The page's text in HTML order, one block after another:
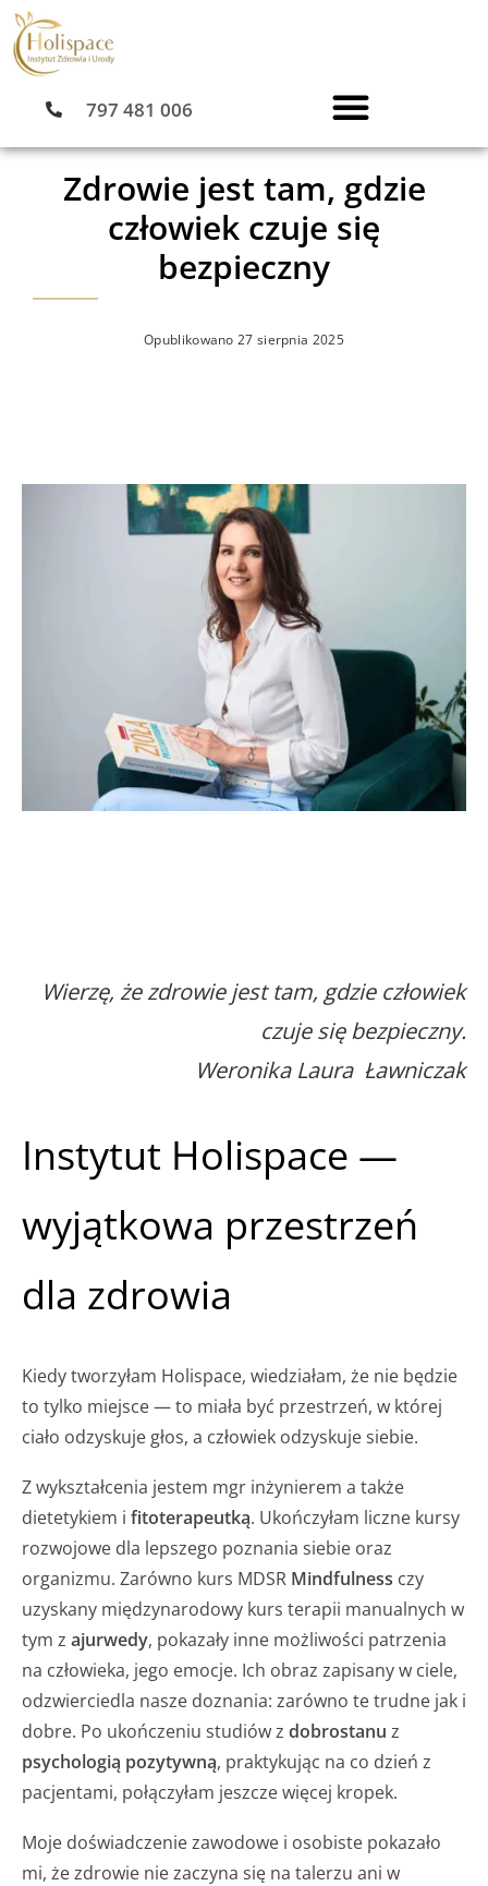
Przejdź
do
treści
797 481 006
Zdrowie jest tam, gdzie
człowiek czuje się
bezpieczny
Opublikowano 27 sierpnia 2025
Wierzę, że zdrowie jest tam, gdzie człowiek
czuje się bezpieczny.
Weronika Laura Ławniczak
Instytut Holispace —
wyjątkowa przestrzeń
dla zdrowia
Kiedy tworzyłam Holispace, wiedziałam, że nie będzie
to tylko miejsce — to miała być przestrzeń, w której
ciało odzyskuje głos, a człowiek odzyskuje siebie.
Z wykształcenia jestem mgr inżynierem a także
dietetykiem i fitoterapeutką. Ukończyłam liczne kursy
rozwojowe dla lepszego poznania siebie oraz
organizmu. Zarówno kurs MDSR Mindfulness czy
uzyskany międzynarodowy kurs terapii manualnych w
tym z ajurwedy, pokazały inne możliwości patrzenia
na człowieka, jego emocje. Ich obraz zapisany w ciele,
odzwierciedla nasze doznania: zarówno te trudne jak i
dobre. Po ukończeniu studiów z dobrostanu z
psychologią pozytywną, praktykując na co dzień z
pacjentami, połączyłam jeszcze więcej kropek.
Moje doświadczenie zawodowe i osobiste pokazało
mi, że zdrowie nie zaczyna się na talerzu ani w